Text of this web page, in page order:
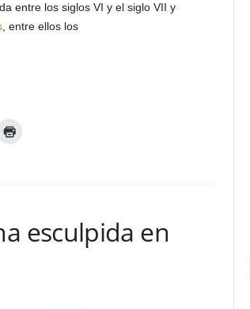
entre los siglos VI y el siglo VII y
, entre ellos los
esculpida en